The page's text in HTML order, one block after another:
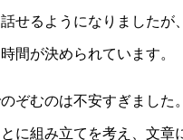
せるようになりましたが
間が決められています。
ぞむのは不安すぎました
に組み立てを考え、文章